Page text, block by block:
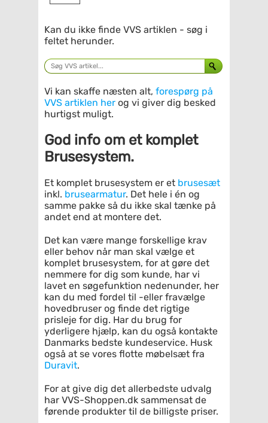
Kan du ikke finde VVS artiklen - søg i
feltet herunder.
Vi kan skaffe næsten alt, forespørg på
VVS artiklen her og vi giver dig besked
hurtigst muligt.
God info om et komplet
Brusesystem.
Et komplet brusesystem er et brusesæt
inkl. brusearmatur. Det hele i én og
samme pakke så du ikke skal tænke på
andet end at montere det.
Det kan være mange forskellige krav
eller behov når man skal vælge et
komplet brusesystem, for at gøre det
nemmere for dig som kunde, har vi
lavet en søgefunktion nedenunder, her
kan du med fordel til -eller fravælge
hovedbruser og finde det rigtige
prisleje for dig. Har du brug for
yderligere hjælp, kan du også kontakte
Danmarks bedste kundeservice. Husk
også at se vores flotte møbelsæt fra
Duravit.
For at give dig det allerbedste udvalg
har VVS-Shoppen.dk sammensat de
førende produkter til de billigste priser.